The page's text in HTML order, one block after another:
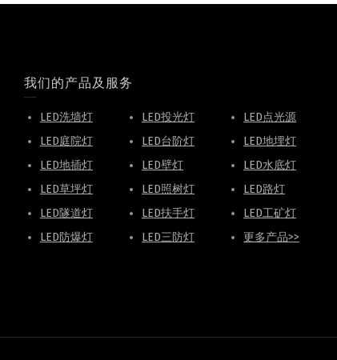
我们的产品及服务
LED洗墙灯 LED投光灯
LED点光源
LED庭院灯
LED台阶灯
LED地埋灯
LED地插灯
LED壁灯
LED水底灯
LED草坪灯
LED照树灯
LED路灯
LED隧道灯
LED扶手灯
LED工矿灯
LED防爆灯
LED三防灯 更多产品>>